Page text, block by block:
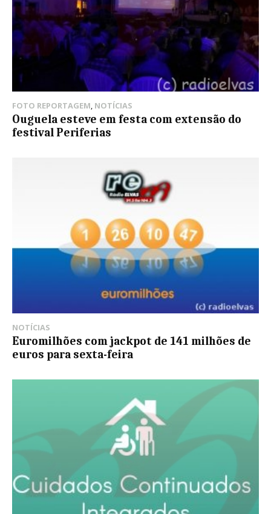
FOTO REPORTAGEM, NOTÍCIAS
Ouguela esteve em festa com extensão do
festival Periferias
NOTÍCIAS
Euromilhões com jackpot de 141 milhões de
euros para sexta-feira